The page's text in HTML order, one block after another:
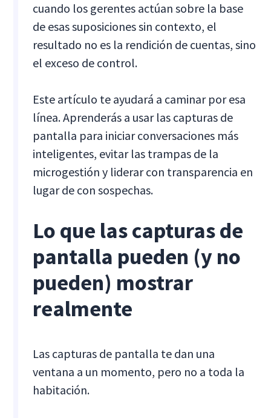
cuando los gerentes actúan sobre la base
de esas suposiciones sin contexto, el
resultado no es la rendición de cuentas, sino
el exceso de control.
Este artículo te ayudará a caminar por esa
línea. Aprenderás a usar las capturas de
pantalla para iniciar conversaciones más
inteligentes, evitar las trampas de la
microgestión y liderar con transparencia en
lugar de con sospechas.
Lo que las capturas de
pantalla pueden (y no
pueden) mostrar
realmente
Las capturas de pantalla te dan una
ventana a un momento, pero no a toda la
habitación.